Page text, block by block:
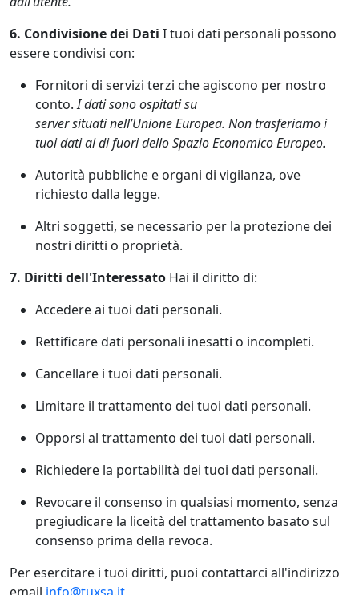
6. Condivisione dei Dati I tuoi dati personali possono
essere condivisi con:
Fornitori di servizi terzi che agiscono per nostro
conto.I dati sono ospitati su
server situati nell’Unione Europea. Non trasferiamo i
tuoi dati al di fuori dello Spazio Economico Europeo.
Autorità pubbliche e organi di vigilanza, ove
richiesto dalla legge.
Altri soggetti, se necessario per la protezione dei
nostri diritti o proprietà.
7. Diritti dell'Interessato Hai il diritto di:
Accedere ai tuoi dati personali.
Rettificare dati personali inesatti o incompleti.
Cancellare i tuoi dati personali.
Limitare il trattamento dei tuoi dati personali.
Opporsi al trattamento dei tuoi dati personali.
Richiedere la portabilità dei tuoi dati personali.
Revocare il consenso in qualsiasi momento, senza
pregiudicare la liceità del trattamento basato sul
consenso prima della revoca.
Per esercitare i tuoi diritti, puoi contattarci all'indirizzo